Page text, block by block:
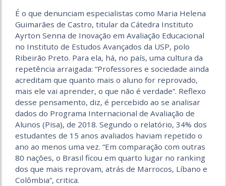
É o que denunciam especialistas como Maria Helena
Guimarães de Castro, titular da Cátedra Instituto
Ayrton Senna de Inovação em Avaliação Educacional
no Instituto de Estudos Avançados da USP, polo
Ribeirão Preto. Para ela, há, no país, uma cultura da
repetência arraigada: “Professores e sociedade ainda
acreditam que quanto mais o aluno for reprovado,
mais ele vai aprender, o que não é verdade”. Reflexo
desse pensamento, diz, é percebido ao se analisar
dados do Programa Internacional de Avaliação de
Alunos (Pisa), de 2018. Segundo o relatório, 34% dos
estudantes de 15 anos avaliados haviam repetido o
ano ao menos uma vez. “Em comparação com outras
80 nações, o Brasil ficou em quarto lugar no ranking
dos que mais reprovam, atrás de Marrocos, Líbano e
Colômbia”, critica.